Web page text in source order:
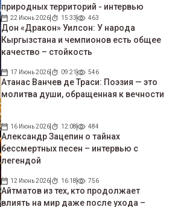
природных территорий - интервью
22 Июнь 2026 15:33 463
Дон «Дракон» Уилсон: У народа
Кыргызстана и чемпионов есть общее
качество – стойкость
17 Июнь 2026 09:21 546
Атанас Ванчев де Траси: Поэзия — это
молитва души, обращенная к вечности
16 Июнь 2026 12:08 484
Александр Зацепин о тайнах
бессмертных песен – интервью с
легендой
12 Июнь 2026 16:18 756
Айтматов из тех, кто продолжает
влиять на мир даже после ухода –